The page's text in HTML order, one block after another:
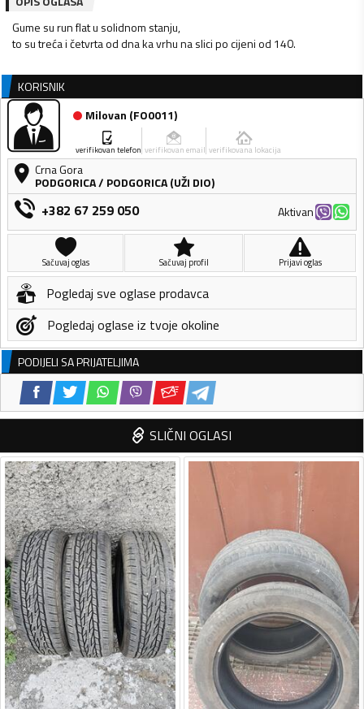
Gume su run flat u solidnom stanju,
KORISNIK
Milovan (FO0011)
verifikovan telefon verifikovan email verifikovana lokacija
Crna Gora
PODGORICA/ PODGORICA (UŽI DIO)
+382 67 259 050 Aktivan
Sačuvaj oglas Sačuvaj profil Prijavi oglas
Pogledaj sve oglase prodavca
Pogledaj oglase iz tvoje okoline
PODIJELI SA PRIJATELJIMA
SLIČNI OGLASI